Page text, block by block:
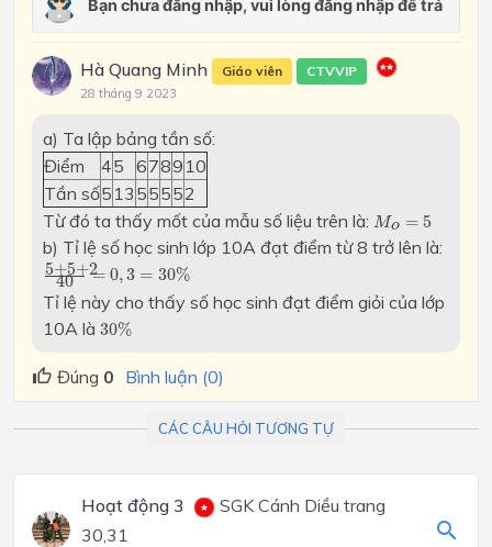
Hà Quang Minh Giáo viên CTVVIP
28 tháng 9 2023
a) Ta lập bảng tần số:
Điểm
45 6789 10
Tần số5 13 55552
Từ đó ta thấy mốt của mẫu số liệu trên là: Mo = 5
Mo
b) Tỉ lệ số học sinh lớp 10A đạt điểm từ 8 trở lên là:
5+5+2
40 = 0,3 = 30%
5+ 5 + 240 =0 = 30
Tỉ lệ này cho thấy số học sinh đạt điểm giỏi của lớp
10A là 30%
30%
Đúng 0 Bình luận (0)
CÁC CÂU HỎI TƯƠNG TỰ
Hoạt động 3
SGK Cánh Diều trang
30,31